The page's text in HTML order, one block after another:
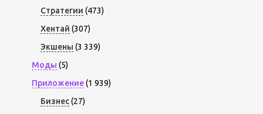
Стратегии (473)
Хентай (307)
Экшены (3 339)
Моды (5)
Приложение(1 939)
Бизнес(27)